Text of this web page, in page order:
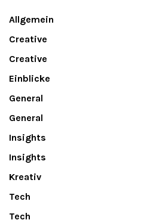
Allgemein
Creative
Creative
Einblicke
General
General
Insights
Insights
Kreativ
Tech
Tech